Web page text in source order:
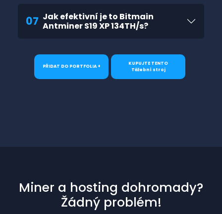
07 Jak efektivní je to Bitmain
Antminer S19 XP 134TH/s?
PŘIDAT DO PORTFOLIA +
KUPUJTE TENTO
Těžební stroj
Miner a hosting dohromady?
Žádný problém!